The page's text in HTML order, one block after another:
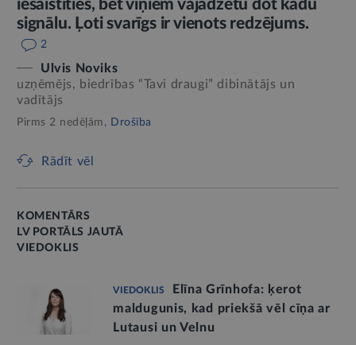
iesaistīties, bet viņiem vajadzētu dot kādu
signālu. Ļoti svarīgs ir vienots redzējums.
2
Ulvis Noviks
uzņēmējs, biedrības “Tavi draugi” dibinātājs un
vadītājs
Pirms 2 nedēļām, Drošība
Rādīt vēl
KOMENTĀRS
LV PORTĀLS JAUTĀ
VIEDOKLIS
VIEDOKLIS
Elīna Grīnhofa: ķerot
maldugunis, kad priekšā vēl cīņa ar
Lutausi un Velnu